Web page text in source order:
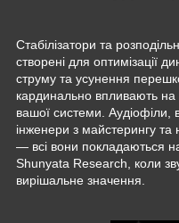
Стабілізатори та
створені для оптимізації
струму та усунення
кардинально впливають на
вашої системи. Аудіофіли,
інженери з майстерингу та
— всі вони покладаються
Shunyata Research, коли
вирішальне значення.